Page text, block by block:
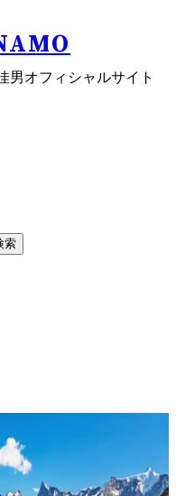
男オフィシャルサイト